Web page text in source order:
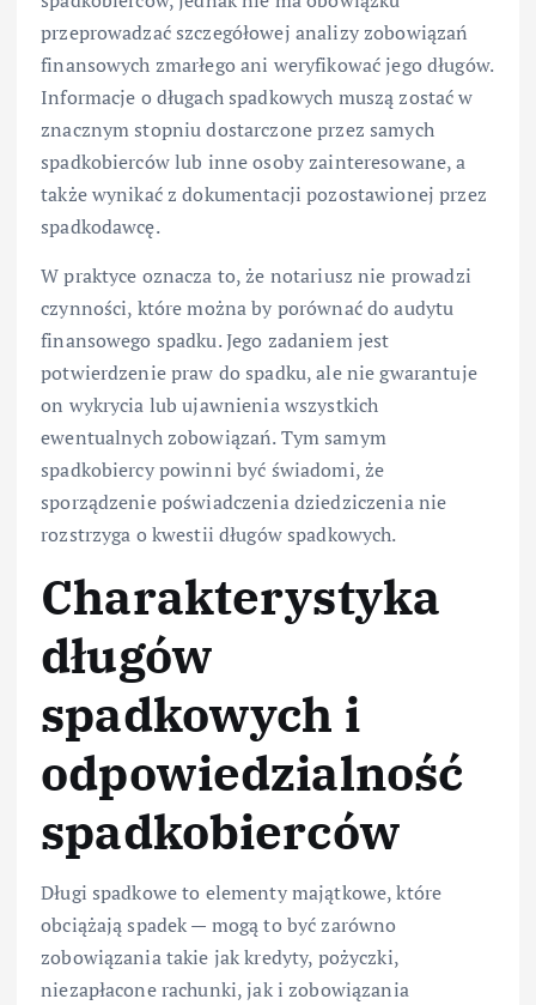
przeprowadzać szczegółowej analizy zobowiązań
finansowych zmarłego ani weryfikować jego długów.
Informacje o długach spadkowych muszą zostać w
znacznym stopniu dostarczone przez samych
spadkobierców lub inne osoby zainteresowane, a
także wynikać z dokumentacji pozostawionej przez
spadkodawcę.
W praktyce oznacza to, że notariusz nie prowadzi
czynności, które można by porównać do audytu
finansowego spadku. Jego zadaniem jest
potwierdzenie praw do spadku, ale nie gwarantuje
on wykrycia lub ujawnienia wszystkich
ewentualnych zobowiązań. Tym samym
spadkobiercy powinni być świadomi, że
sporządzenie poświadczenia dziedziczenia nie
rozstrzyga o kwestii długów spadkowych.
Charakterystyka
długów
spadkowych i
odpowiedzialność
spadkobierców
Długi spadkowe to elementy majątkowe, które
obciążają spadek — mogą to być zarówno
zobowiązania takie jak kredyty, pożyczki,
niezapłacone rachunki, jak i zobowiązania